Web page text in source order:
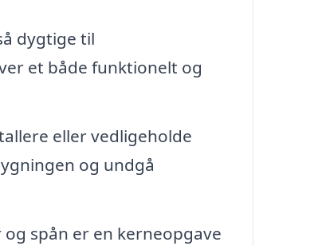
dygtige til
et både funktionelt og
eller vedligeholde
og undgå
spån er en kerneopgave